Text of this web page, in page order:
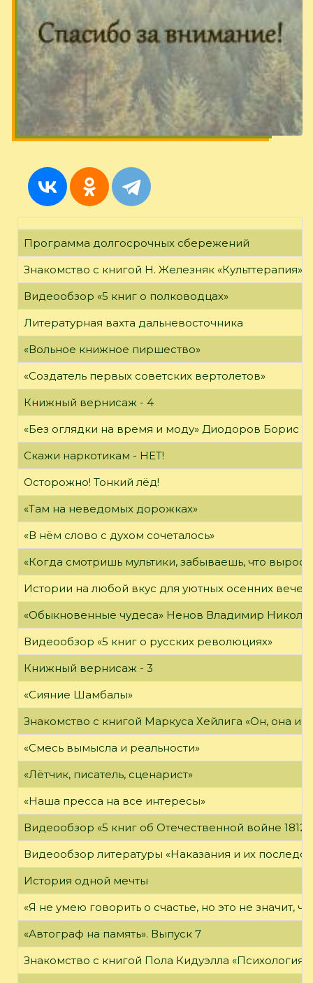
Программа долгосрочных сбережений
Знакомство с книгой Н. Железняк «Культтерапия»
Видеообзор «5 книг о полководцах»
Литературная вахта дальневосточника
«Вольное книжное пиршество»
«Создатель первых советских вертолетов»
Книжный вернисаж - 4
«Без оглядки на время и моду» Диодоров Борис
Скажи наркотикам - НЕТ!
Осторожно! Тонкий лёд!
«Там на неведомых дорожках»
«В нём слово с духом сочеталось»
«Когда смотришь мультики, забываешь, что вырос»
Истории на любой вкус для уютных осенних
«Обыкновенные чудеса» Ненов Владимир
Видеообзор «5 книг о русских революциях»
Книжный вернисаж - 3
«Сияние Шамбалы»
Знакомство с книгой Маркуса Хейлига «Он, она и
«Смесь вымысла и реальности»
«Лётчик, писатель, сценарист»
«Наша пресса на все интересы»
Видеообзор «5 книг об Отечественной войне 1812
Видеообзор литературы «Наказания и их
История одной мечты
«Я не умею говорить о счастье, но это не значит,
«Автограф на память». Выпуск 7
Знакомство с книгой Пола Кидуэлла «Психология